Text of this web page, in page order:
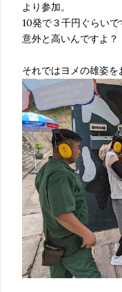
より参加。
10発で３千円ぐらい
意外と高いんですよ？
それではヨメの雄姿を